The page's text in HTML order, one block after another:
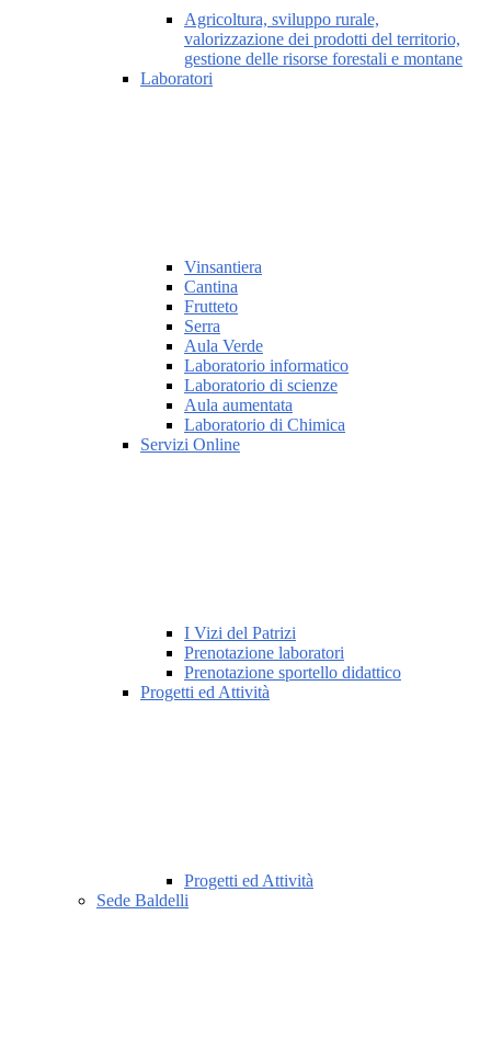
Agricoltura, sviluppo rurale,
valorizzazione dei prodotti del territorio,
gestione delle risorse forestali e montane
Laboratori
Vinsantiera
Cantina
Frutteto
Serra
Aula Verde
Laboratorio informatico
Laboratorio di scienze
Aula aumentata
Laboratorio di Chimica
Servizi Online
I Vizi del Patrizi
Prenotazione laboratori
Prenotazione sportello didattico
Progetti ed Attività
Progetti ed Attività
Sede Baldelli